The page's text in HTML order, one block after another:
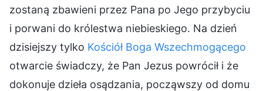
zostaną zbawieni przez Pana po Jego przybyciu
i porwani do królestwa niebieskiego. Na dzień
dzisiejszy tylko Kościół Boga Wszechmogącego
otwarcie świadczy, że Pan Jezus powrócił i że
dokonuje dzieła osądzania, począwszy od domu